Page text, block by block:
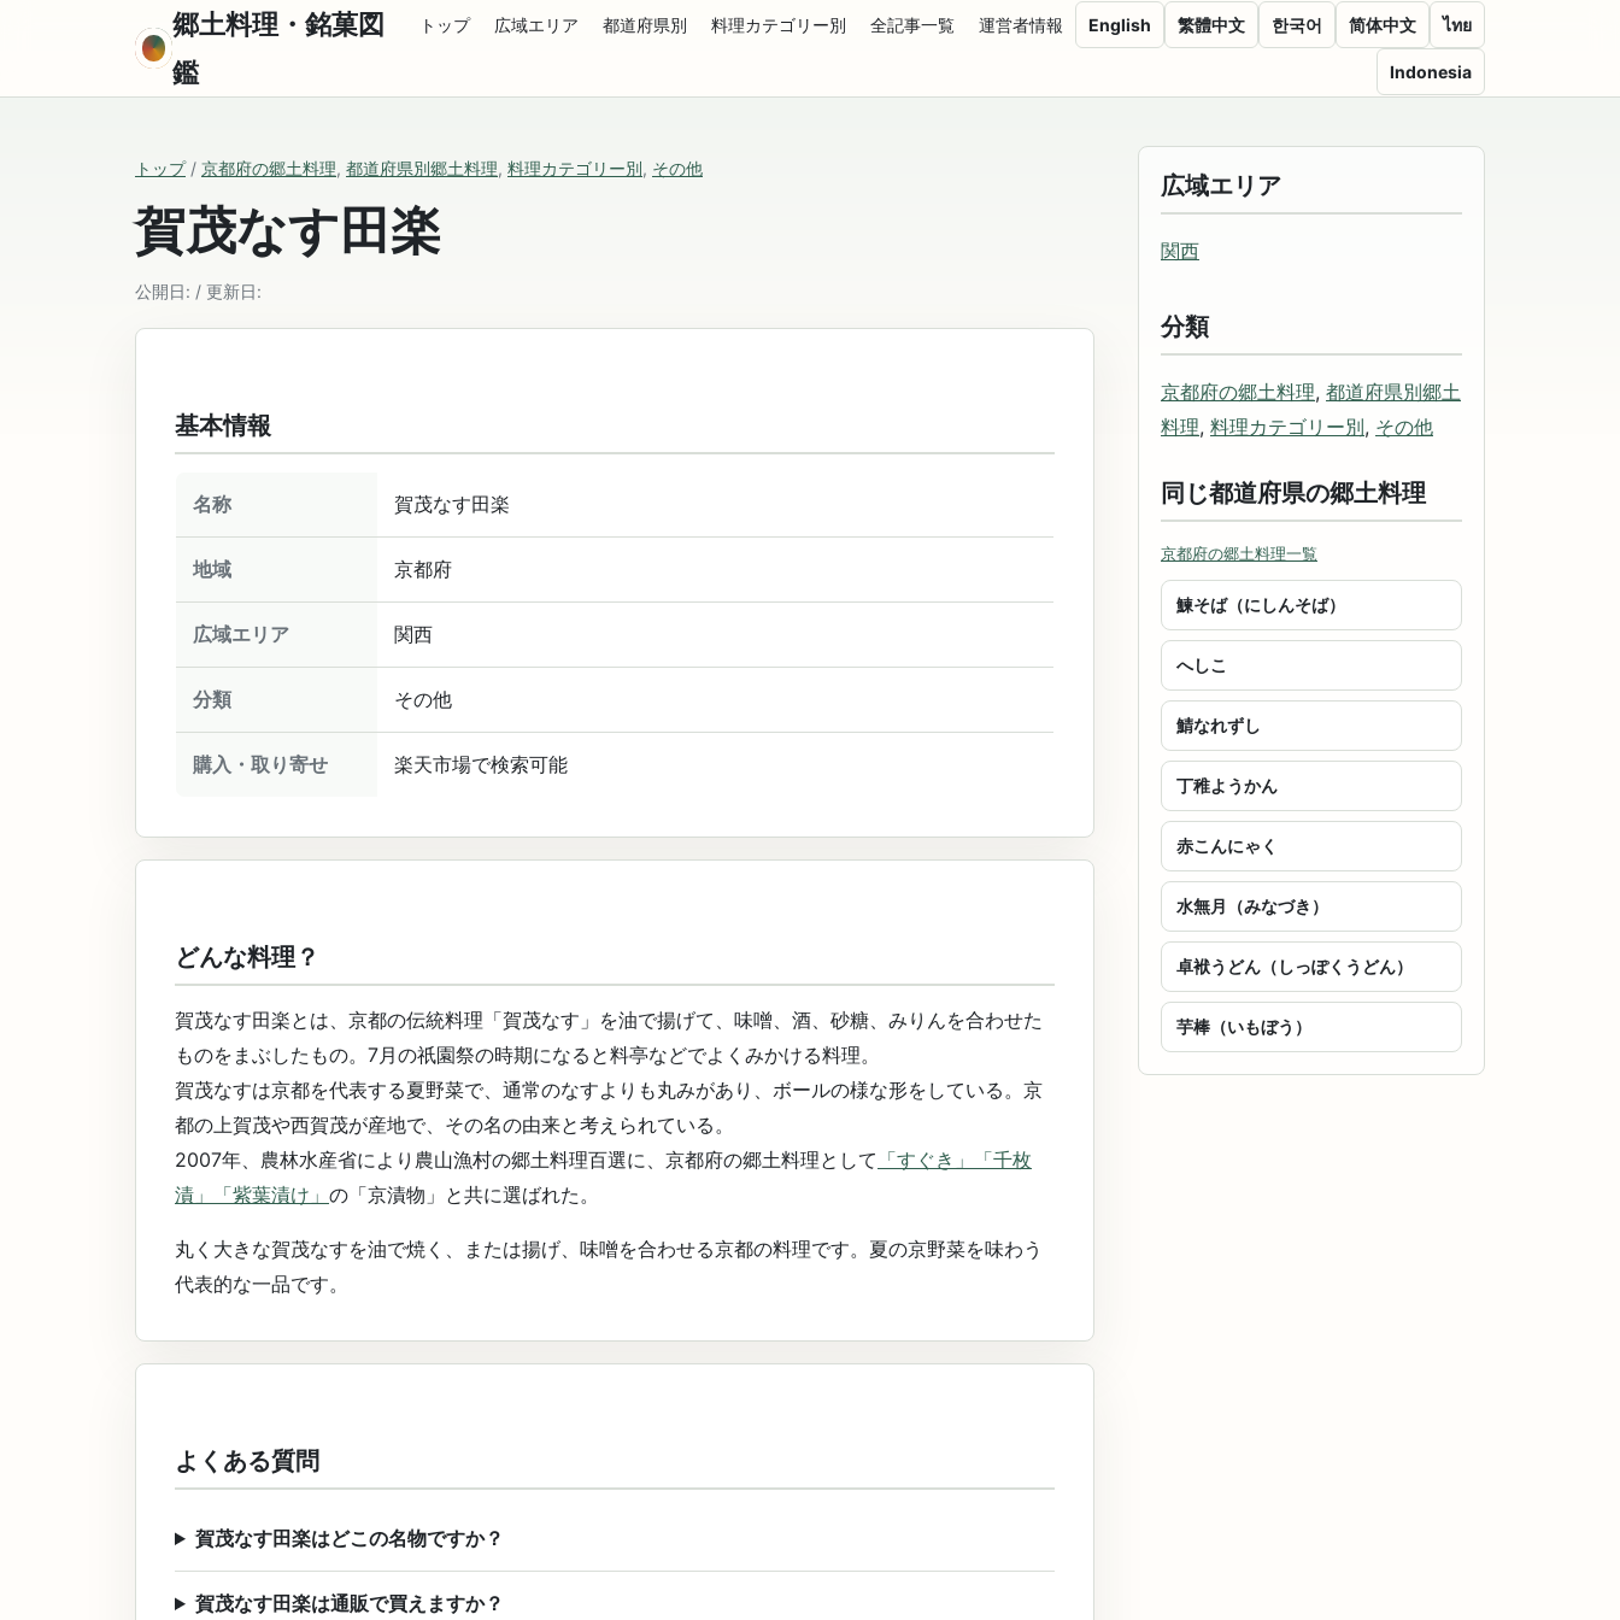
郷土料理・銘菓図
鑑
トップ 広域エリア 都道府県別 料理カテゴリー別 全記事一覧 運営者情報 English 繁體中文 한국어 简体中文 ไทย
Indonesia
トップ/ 京都府の郷土料理, 都道府県別郷土料理, 料理カテゴリー別, その他
賀茂なす田楽
公開日: / 更新日:
基本情報
名称 賀茂なす田楽
地域 京都府
広域エリア 関西
分類 その他
購入・取り寄せ 楽天市場で検索可能
どんな料理？
賀茂なす田楽とは、京都の伝統料理「賀茂なす」を油で揚げて、味噌、酒、砂糖、みりんを合わせた
ものをまぶしたもの。7月の祇園祭の時期になると料亭などでよくみかける料理。
賀茂なすは京都を代表する夏野菜で、通常のなすよりも丸みがあり、ボールの様な形をしている。京
都の上賀茂や西賀茂が産地で、その名の由来と考えられている。
2007年、農林水産省により農山漁村の郷土料理百選に、京都府の郷土料理として 「すぐき」
「千枚
漬」
「紫葉漬け」 の「京漬物」と共に選ばれた。
丸く大きな賀茂なすを油で焼く、または揚げ、味噌を合わせる京都の料理です。夏の京野菜を味わう
代表的な一品です。
よくある質問
賀茂なす田楽はどこの名物ですか？
賀茂なす田楽は通販で買えますか？
広域エリア
関西
分類
京都府の郷土料理, 都道府県別郷土
料理, 料理カテゴリー別, その他
同じ都道府県の郷土料理
京都府の郷土料理一覧
鰊そば（にしんそば）
へしこ
鯖なれずし
丁稚ようかん
赤こんにゃく
水無月（みなづき）
卓袱うどん（しっぽくうどん）
芋棒（いもぼう）